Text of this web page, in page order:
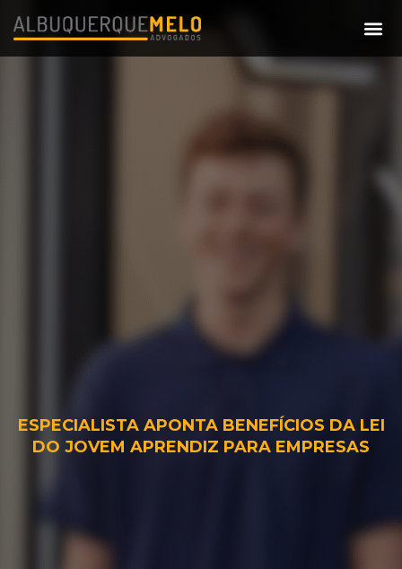
ESPECIALISTA APONTA BENEFÍCIOS DA LEI
DO JOVEM APRENDIZ PARA EMPRESAS